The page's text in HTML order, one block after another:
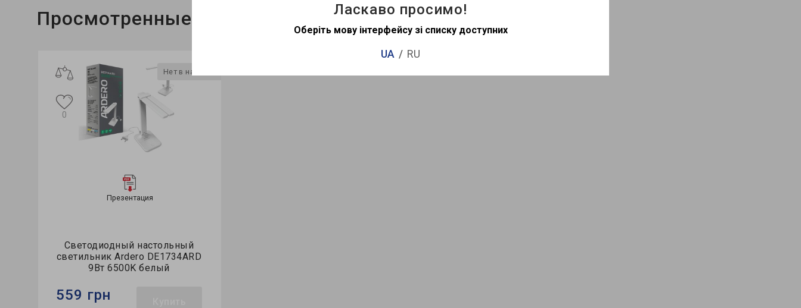
Просмотренные
Нет в наличии
Презентация
Светодиодный настольный
светильник Ardero DE1734ARD
9Вт 6500K белый
0
559 грн
Ласкаво просимо!
Оберіть мову інтерфейсу зі списку доступних
UA RU